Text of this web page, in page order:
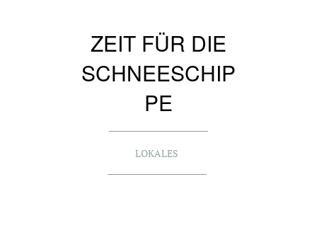
ZEIT FÜR DIE
SCHNEESCHIP
PE
LOKALES